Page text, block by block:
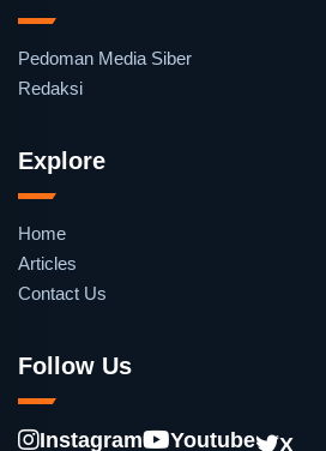
Pedoman Media Siber
Redaksi
Explore
Home
Articles
Contact Us
Follow Us
Instagram Youtube X